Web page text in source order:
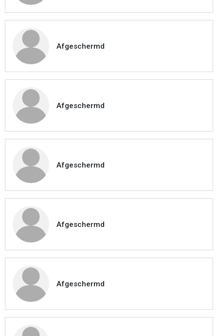
Afgeschermd
Afgeschermd
Afgeschermd
Afgeschermd
Afgeschermd